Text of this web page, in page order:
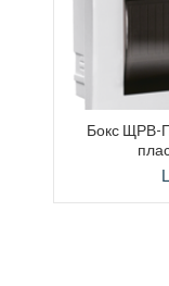
Бокс ЩРВ-